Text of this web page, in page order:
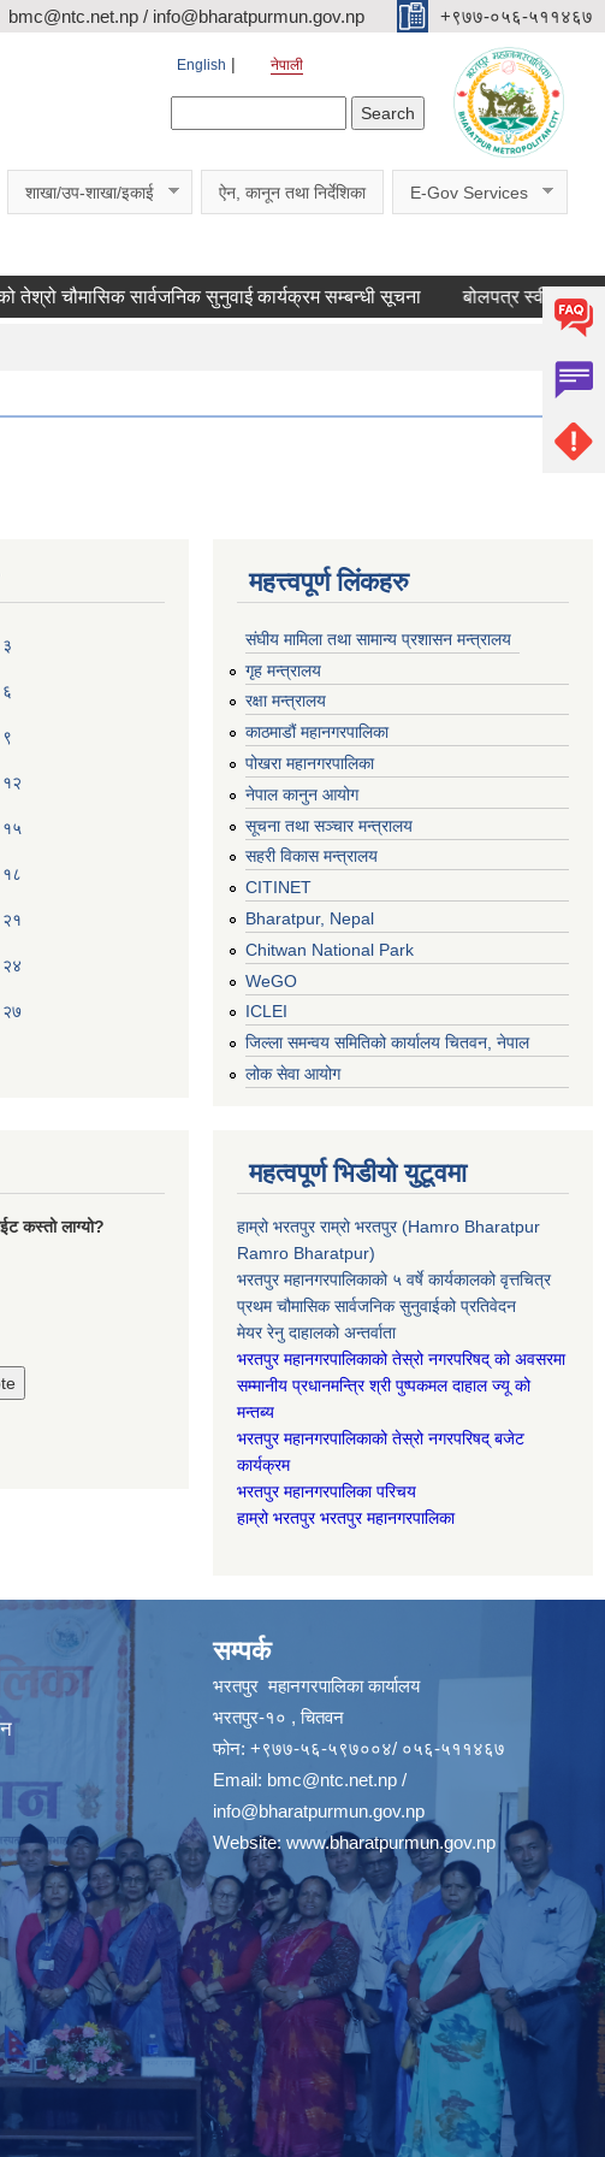
bmc@ntc.net.np / info@bharatpurmun.gov.np ‌‌+९७७-०५६-५११४६७
English नेपाली
शाखा/उप-शाखा/इकाई ऐन, कानून तथा निर्देशिका E-Gov Services
चौमासिक सार्वजनिक सुनुवाई कार्यक्रम सम्बन्धी सूचना बोलपत्र स्वीकृतका
१२
१५
१८
२१
२४
२७
महत्त्वपूर्ण लिंकहरु
संघीय मामिला तथा सामान्य प्रशासन मन्त्रालय
गृह मन्त्रालय
रक्षा मन्त्रालय
काठमाडौं महानगरपालिका
पोखरा महानगरपालिका
नेपाल कानुन आयोग
सूचना तथा सञ्चार मन्त्रालय
सहरी विकास मन्त्रालय
CITINET
Bharatpur, Nepal
Chitwan National Park
WeGO
ICLEI
जिल्ला समन्वय समितिको कार्यालय चितवन, नेपाल
लोक सेवा आयोग
कस्तो लाग्यो?
महत्वपूर्ण भिडीयो युटूवमा
हाम्रो भरतपुर राम्रो भरतपुर (Hamro Bharatpur
Ramro Bharatpur)
भरतपुर महानगरपालिकाको ५ वर्षे कार्यकालको वृत्तचित्र
प्रथम चौमासिक सार्वजनिक सुनुवाईको प्रतिवेदन
मेयर रेनु दाहालको अन्तर्वाता
भरतपुर महानगरपालिकाको तेस्रो नगरपरिषद् को अवसरमा
सम्मानीय प्रधानमन्त्रि श्री पुष्पकमल दाहाल ज्यू को
मन्तब्य
भरतपुर महानगरपालिकाको तेस्रो नगरपरिषद् बजेट
कार्यक्रम
भरतपुर महानगरपालिका परिचय
हाम्रो भरतपुर भरतपुर महानगरपालिका
सम्पर्क
भरतपुर महानगरपालिका कार्यालय
भरतपुर-१० , चितवन
फोन: +९७७-५६-५९७००४/ ०५६-५११४६७
Email: bmc@ntc.net.np /
info@bharatpurmun.gov.np
Website: www.bharatpurmun.gov.np